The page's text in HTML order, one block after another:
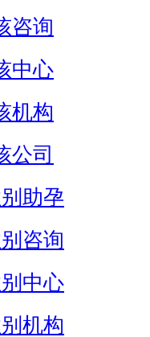
咨询
中心
机构
公司
助孕
咨询
中心
机构